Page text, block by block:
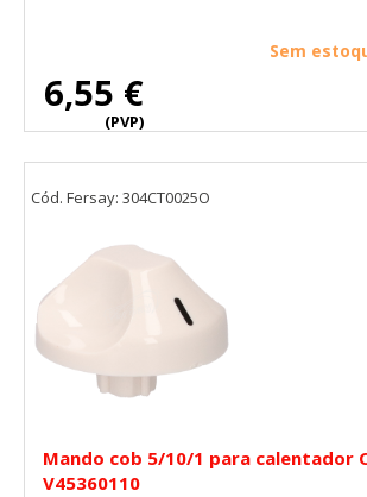
6,55 €
(PVP)
Sem
Mando cob 5/10/1 para calentador
V45360110
Cód. Fersay: 304CT0025O